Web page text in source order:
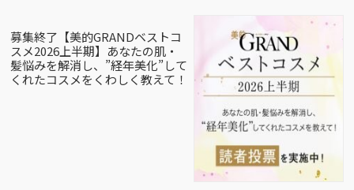
募集終了【美的GRANDベストコ
スメ2026上半期】あなたの肌・
髪悩みを解消し、”経年美化”して
くれたコスメをくわしく教えて！